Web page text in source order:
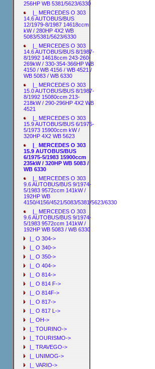
256HP WB 5381/5623/6330
|_ MERCEDES O 303
14.6 AUTOBUS/BUS
12/1979-8/1987 14618ccm
kW / 280HP 4X2 WB
5083/5381/5623/6330
|_ MERCEDES O 303
14.6 AUTOBUS/BUS 8/1987-
8/1992 14618ccm 243-260-
269kW / 330-354-366HP WB
4150 / WB 4156 / WB 4521 /
WB 5083 / WB 6330
|_ MERCEDES O 303
15.0 AUTOBUS/BUS 8/1987-
8/1992 15080ccm 213-
218kW / 290-296HP 4X2 WB
4521
|_ MERCEDES O 303
15.9 AUTOBUS/BUS 6/1975-
5/1973 15900ccm kW /
320HP 4X2 WB 5623
|_ MERCEDES O 303
15.9 AUTOBUS/BUS
6/1975-5/1983 15900ccm
235kW / 320HP WB 5083 /
WB 6330
|_ MERCEDES O 303
9.6 AUTOBUS/BUS 9/1974-
5/1983 9572ccm 141kW /
192HP WB
4150/4156/4521/5083/5381/5623/6330
|_ MERCEDES O 303
9.6 AUTOBUS/BUS 9/1974-
5/1983 9572ccm 141kW /
192HP WB 5083 / WB 6330
|_ O 304->
|_ O 340->
|_ O 350->
|_ O 404->
|_ O 814->
|_ O 814 F->
|_ O 814F->
|_ O 817->
|_ O 817 L->
|_ OH->
|_ TOURINO->
|_ TOURISMO->
|_ TRAVEGO->
|_ UNIMOG->
|_ VARIO->